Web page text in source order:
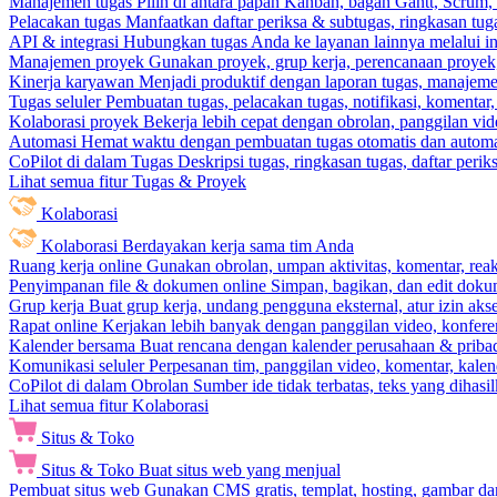
Pelacakan tugas Manfaatkan daftar periksa & subtugas, ringkasan
API & integrasi Hubungkan tugas Anda ke layanan lainnya melalui
Manajemen proyek Gunakan proyek, grup kerja, perencanaan
Kinerja karyawan Menjadi produktif dengan laporan tugas,
Tugas seluler Pembuatan tugas, pelacakan tugas, notifikasi,
Kolaborasi proyek Bekerja lebih cepat dengan obrolan, panggilan
Automasi Hemat waktu dengan pembuatan tugas otomatis dan
CoPilot di dalam Tugas Deskripsi tugas, ringkasan tugas, daftar
Lihat semua fitur Tugas & Proyek
Kolaborasi
Kolaborasi Berdayakan kerja sama tim Anda
Ruang kerja online Gunakan obrolan, umpan aktivitas, komentar,
Penyimpanan file & dokumen online Simpan, bagikan, dan edit
Grup kerja Buat grup kerja, undang pengguna eksternal, atur izin
Rapat online Kerjakan lebih banyak dengan panggilan video,
Kalender bersama Buat rencana dengan kalender perusahaan &
Komunikasi seluler Perpesanan tim, panggilan video, komentar,
CoPilot di dalam Obrolan Sumber ide tidak terbatas, teks yang
Lihat semua fitur Kolaborasi
Situs & Toko
Situs & Toko Buat situs web yang menjual
Pembuat situs web Gunakan CMS gratis, templat, hosting, gambar